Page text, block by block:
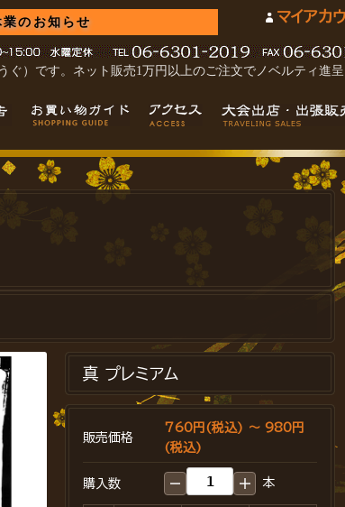
マイアカ
業のお知らせ
ぐ）です。ネット販売1万円以上のご注文でノベルティ進呈
真 プレミアム
販売価格
760円(税込) ～ 980円
(税込)
購入数 本